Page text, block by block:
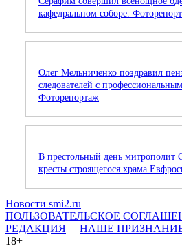
кафедральном соборе.
Олег Мельниченко поздравил
следователей с
Фоторепортаж
В престольный день митрополит
кресты строящегося храма
Новости smi2.ru
ПОЛЬЗОВАТЕЛЬСКОЕ
РЕДАКЦИЯ
НАШЕ
18+